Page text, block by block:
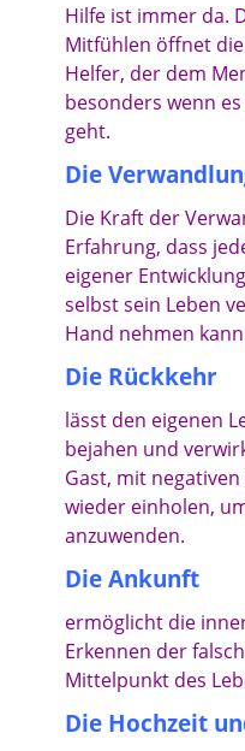
Hilfe ist immer da.
Mitfühlen öffnet
Helfer, der dem
besonders wenn
geht.
Die
Die Kraft der
Erfahrung, dass
eigener
selbst sein Leben
Hand nehmen
Die Rückkehr
lässt den eigenen
bejahen und
Gast, mit
wieder einholen,
anzuwenden.
Die Ankunft
ermöglicht die
Erkennen der
Mittelpunkt des
Die Hochzeit